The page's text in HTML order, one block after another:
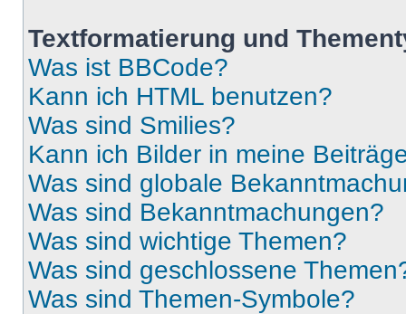
Textformatierung und
Was ist BBCode?
Kann ich HTML benutzen?
Was sind Smilies?
Kann ich Bilder in meine
Was sind globale
Was sind Bekanntmachungen?
Was sind wichtige Themen?
Was sind geschlossene
Was sind Themen-Symbole?